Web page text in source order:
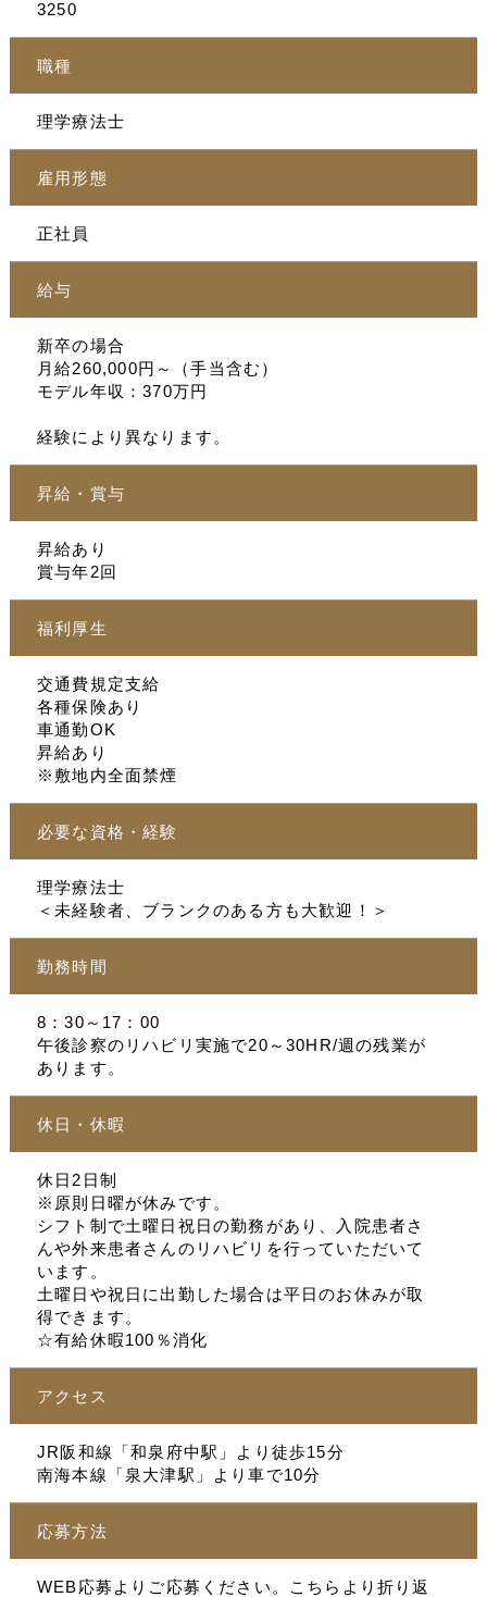
3250
職種
理学療法士
雇用形態
正社員
給与
新卒の場合
月給260,000円～（手当含む）
モデル年収：370万円
経験により異なります。
昇給・賞与
昇給あり
賞与年2回
福利厚生
交通費規定支給
各種保険あり
車通勤OK
昇給あり
※敷地内全面禁煙
必要な資格・経験
理学療法士
＜未経験者、ブランクのある方も大歓迎！＞
勤務時間
8：30～17：00
午後診察のリハビリ実施で20～30HR/週の残業が
あります。
休日・休暇
休日2日制
※原則日曜が休みです。
シフト制で土曜日祝日の勤務があり、入院患者さ
んや外来患者さんのリハビリを行っていただいて
います。
土曜日や祝日に出勤した場合は平日のお休みが取
得できます。
☆有給休暇100％消化
アクセス
JR阪和線「和泉府中駅」より徒歩15分
南海本線「泉大津駅」より車で10分
応募方法
WEB応募よりご応募ください。こちらより折り返